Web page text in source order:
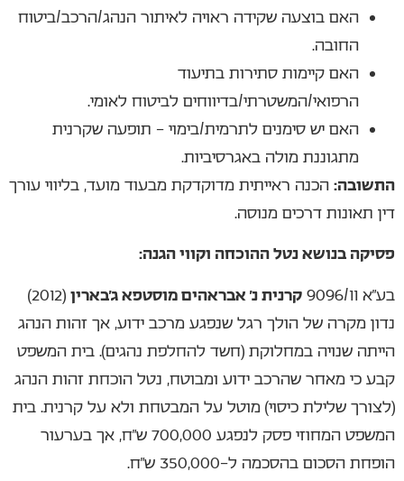
האם בוצעה שקידה ראויה לאיתור הנהג/הרכב/ביטוח
החובה.
האם קיימות סתירות בתיעוד
הרפואי/המשטרתי/בדיווחים לביטוח לאומי.
האם יש סימנים לתרמית/בימוי – תופעה שקרנית
מתגוננת מולה באגרסיביות.
התשובה: הכנה ראייתית מדוקדקת מבעוד מועד, בליווי עורך
דין תאונות דרכים מנוסה.
פסיקה בנושא נטל ההוכחה וקווי הגנה:
בע”א 9096/11 קרנית נ’ אבראהים מוסטפא ג’בארין
(2012)
נדון מקרה של הולך רגל שנפגע מרכב ידוע, אך זהות הנהג
הייתה שנויה במחלוקת (חשד להחלפת נהגים). בית המשפט
קבע כי מאחר שהרכב ידוע ומבוטח, נטל הוכחת זהות הנהג
(לצורך שלילת כיסוי) מוטל על המבטחת ולא על קרנית. בית
המשפט המחוזי פסק לנפגע 700,000 ש”ח, אך בערעור
הופחת הסכום בהסכמה ל-350,000 ש”ח.